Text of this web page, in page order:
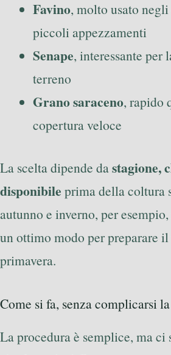
Favino, molto usato
piccoli appezzamenti
Senape, interessante per
terreno
Grano saraceno, rapido
copertura veloce
La scelta dipende dastagione,
disponibile prima della coltura
autunno e inverno, per
un ottimo modo per preparare
primavera.
Come si fa, senza complicarsi
La procedura è semplice, ma